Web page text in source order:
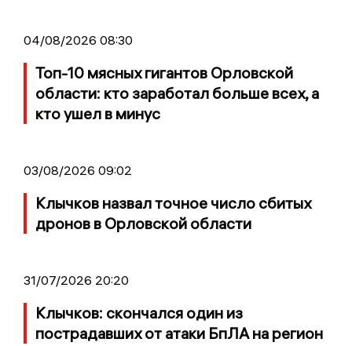
04/08/2026 08:30
Топ-10 мясных гигантов Орловской
области: кто заработал больше всех, а
кто ушел в минус
03/08/2026 09:02
Клычков назвал точное число сбитых
дронов в Орловской области
31/07/2026 20:20
Клычков: скончался один из
пострадавших от атаки БпЛА на регион